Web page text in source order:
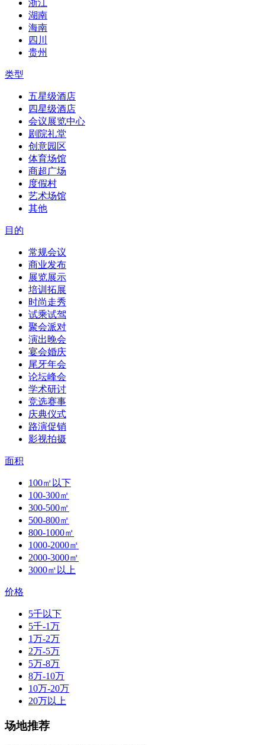
浙江
湖南
海南
四川
贵州
类型
五星级酒店
四星级酒店
会议展览中心
剧院礼堂
创意园区
体育场馆
商超广场
度假村
艺术场馆
其他
目的
常规会议
商业发布
展览展示
培训拓展
时尚走秀
试乘试驾
聚会派对
演出晚会
宴会婚庆
尾牙年会
论坛峰会
学术研讨
竞选赛事
庆典仪式
路演促销
影视拍摄
面积
100㎡以下
100-300㎡
300-500㎡
500-800㎡
800-1000㎡
1000-2000㎡
2000-3000㎡
3000㎡以上
价格
5千以下
5千-1万
1万-2万
2万-5万
5万-8万
8万-10万
10万-20万
20万以上
场地推荐